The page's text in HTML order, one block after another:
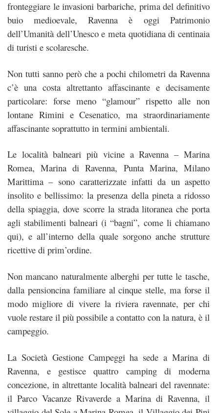
fronteggiare le invasioni barbariche, prima del definitivo
buio medioevale, Ravenna è oggi Patrimonio
dell’Umanità dell’Unesco e meta quotidiana di centinaia
di turisti e scolaresche.
Non tutti sanno però che a pochi chilometri da Ravenna
c’è una costa altrettanto affascinante e decisamente
particolare: forse meno “glamour” rispetto alle non
lontane Rimini e Cesenatico, ma straordinariamente
affascinante soprattutto in termini ambientali.
Le località balneari più vicine a Ravenna – Marina
Romea, Marina di Ravenna, Punta Marina, Milano
Marittima – sono caratterizzate infatti da un aspetto
insolito e bellissimo: la presenza della pineta a ridosso
della spiaggia, dove scorre la strada litoranea che porta
agli stabilimenti balneari (i “bagni”, come li chiamano
qui), e all’interno della quale sorgono anche strutture
ricettive di prim’ordine.
Non mancano naturalmente alberghi per tutte le tasche,
dalla pensioncina familiare al cinque stelle, ma forse il
modo migliore di vivere la riviera ravennate, per chi
vuole restare il più possibile a contatto con la natura, è il
campeggio.
La Società Gestione Campeggi ha sede a Marina di
Ravenna, e gestisce quattro camping di moderna
concezione, in altrettante località balneari del ravennate:
il Parco Vacanze Rivaverde a Marina di Ravenna, il